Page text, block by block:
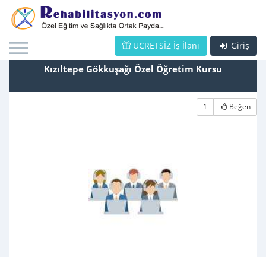
Giriş
ÜCRETSİZ İş İlanı
Kızıltepe Gökkuşağı Özel Öğretim Kursu
1 Beğen